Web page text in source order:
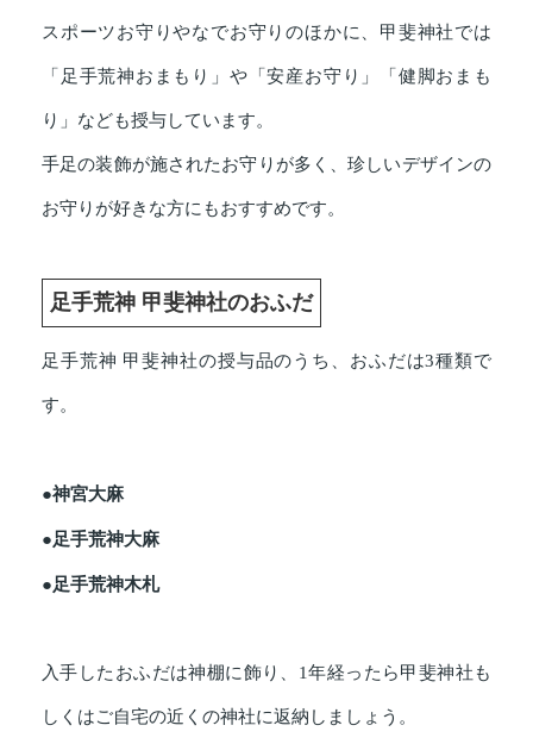
スポーツお守りやなでお守りのほかに、甲斐神社では
「足手荒神おまもり」や「安産お守り」「健脚おまも
り」なども授与しています。
手足の装飾が施されたお守りが多く、珍しいデザインの
お守りが好きな方にもおすすめです。
足手荒神 甲斐神社のおふだ
足手荒神 甲斐神社の授与品のうち、おふだは3種類で
す。
●神宮大麻
●足手荒神大麻
●足手荒神木札
入手したおふだは神棚に飾り、1年経ったら甲斐神社も
しくはご自宅の近くの神社に返納しましょう。